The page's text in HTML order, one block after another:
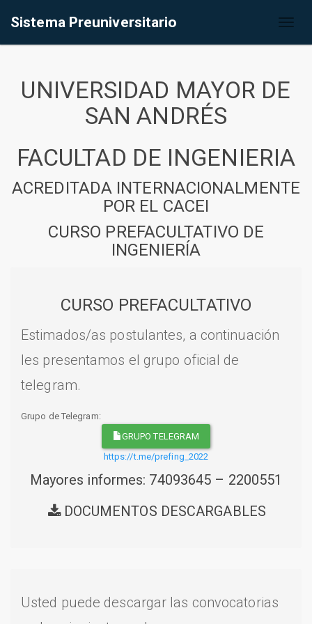
Sistema Preuniversitario
UNIVERSIDAD MAYOR DE
SAN ANDRÉS
FACULTAD DE INGENIERIA
ACREDITADA INTERNACIONALMENTE
POR EL CACEI
CURSO PREFACULTATIVO DE
INGENIERÍA
CURSO PREFACULTATIVO
Estimados/as postulantes, a continuación
les presentamos el grupo oficial de
telegram.
Grupo de Telegram:
GRUPO TELEGRAM
https://t.me/prefing_2022
Mayores informes: 74093645 – 2200551
DOCUMENTOS DESCARGABLES
Usted puede descargar las convocatorias